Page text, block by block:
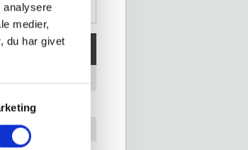
analysere
medier,
du har givet